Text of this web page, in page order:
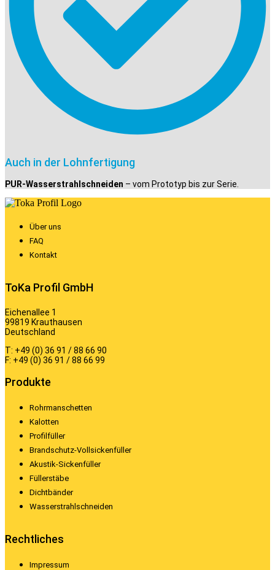
Auch in der Lohnfertigung
PUR-Wasserstrahlschneiden – vom Prototyp bis zur Serie.
Über uns
FAQ
Kontakt
ToKa Profil GmbH
Eichenallee 1
99819 Krauthausen
Deutschland
T: +49 (0) 36 91 / 88 66 90
F: +49 (0) 36 91 / 88 66 99
Produkte
Rohrmanschetten
Kalotten
Profilfüller
Brandschutz-Vollsickenfüller
Akustik-Sickenfüller
Füllerstäbe
Dichtbänder
Wasserstrahlschneiden
Rechtliches
Impressum